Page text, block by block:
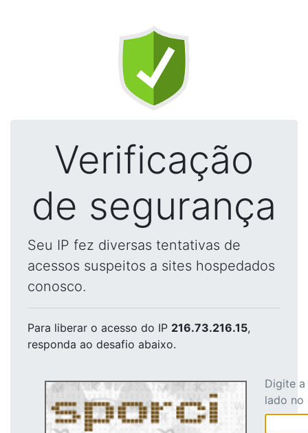
Verificação
de segurança
Seu IP fez diversas tentativas de
acessos suspeitos a sites hospedados
conosco.
Para liberar o acesso do IP 216.73.216.15,
responda ao desafio abaixo.
Digite
lado no